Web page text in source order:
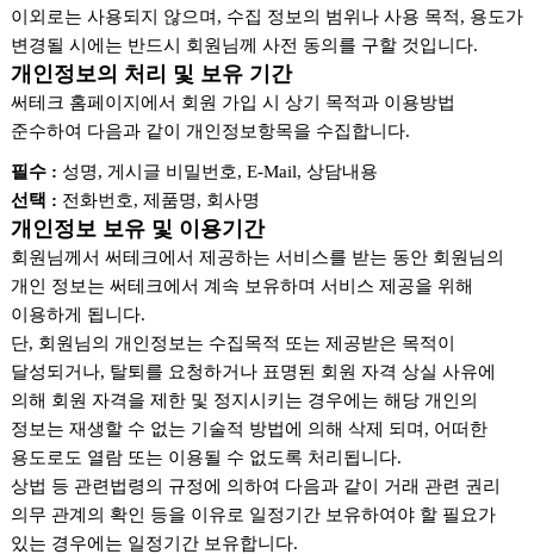
이외로는 사용되지 않으며, 수집 정보의 범위나 사용 목적, 용도가
변경될 시에는 반드시 회원님께 사전 동의를 구할 것입니다.
개인정보의 처리 및 보유 기간
써테크 홈페이지에서 회원 가입 시 상기 목적과 이용방법
준수하여 다음과 같이 개인정보항목을 수집합니다.
필수 : 성명, 게시글 비밀번호, E-Mail, 상담내용
선택 : 전화번호, 제품명, 회사명
개인정보 보유 및 이용기간
회원님께서 써테크에서 제공하는 서비스를 받는 동안 회원님의
개인 정보는 써테크에서 계속 보유하며 서비스 제공을 위해
이용하게 됩니다.
단, 회원님의 개인정보는 수집목적 또는 제공받은 목적이
달성되거나, 탈퇴를 요청하거나 표명된 회원 자격 상실 사유에
의해 회원 자격을 제한 및 정지시키는 경우에는 해당 개인의
정보는 재생할 수 없는 기술적 방법에 의해 삭제 되며, 어떠한
용도로도 열람 또는 이용될 수 없도록 처리됩니다.
상법 등 관련법령의 규정에 의하여 다음과 같이 거래 관련 권리
의무 관계의 확인 등을 이유로 일정기간 보유하여야 할 필요가
있는 경우에는 일정기간 보유합니다.